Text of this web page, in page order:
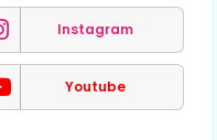
Instagram
Youtube